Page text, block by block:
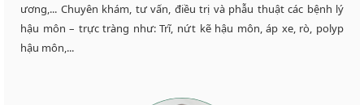
ương,... Chuyên khám, tư vấn, điều trị và phẫu thuật các bệnh lý
hậu môn – trực tràng như: Trĩ, nứt kẽ hậu môn, áp xe, rò, polyp
hậu môn,...